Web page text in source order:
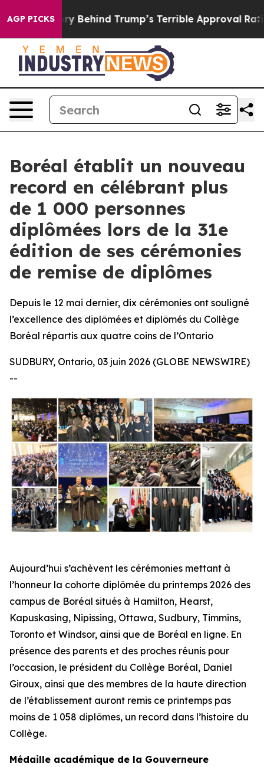
AGP PICKS
Story Behind Trump’s Terrible Approval Rating
Boréal établit un nouveau
record en célébrant plus
de 1 000 personnes
diplômées lors de la 31e
édition de ses cérémonies
de remise de diplômes
Depuis le 12 mai dernier, dix cérémonies ont souligné
l’excellence des diplômées et diplômés du Collège
Boréal répartis aux quatre coins de l’Ontario
SUDBURY, Ontario, 03 juin 2026 (GLOBE NEWSWIRE)
--
Aujourd’hui s’achèvent les cérémonies mettant à
l’honneur la cohorte diplômée du printemps 2026 des
campus de Boréal situés à Hamilton, Hearst,
Kapuskasing, Nipissing, Ottawa, Sudbury, Timmins,
Toronto et Windsor, ainsi que de Boréal en ligne. En
présence des parents et des proches réunis pour
l’occasion, le président du Collège Boréal, Daniel
Giroux, ainsi que des membres de la haute direction
de l’établissement auront remis ce printemps pas
moins de 1 058 diplômes, un record dans l’histoire du
Collège.
Médaille académique de la Gouverneure